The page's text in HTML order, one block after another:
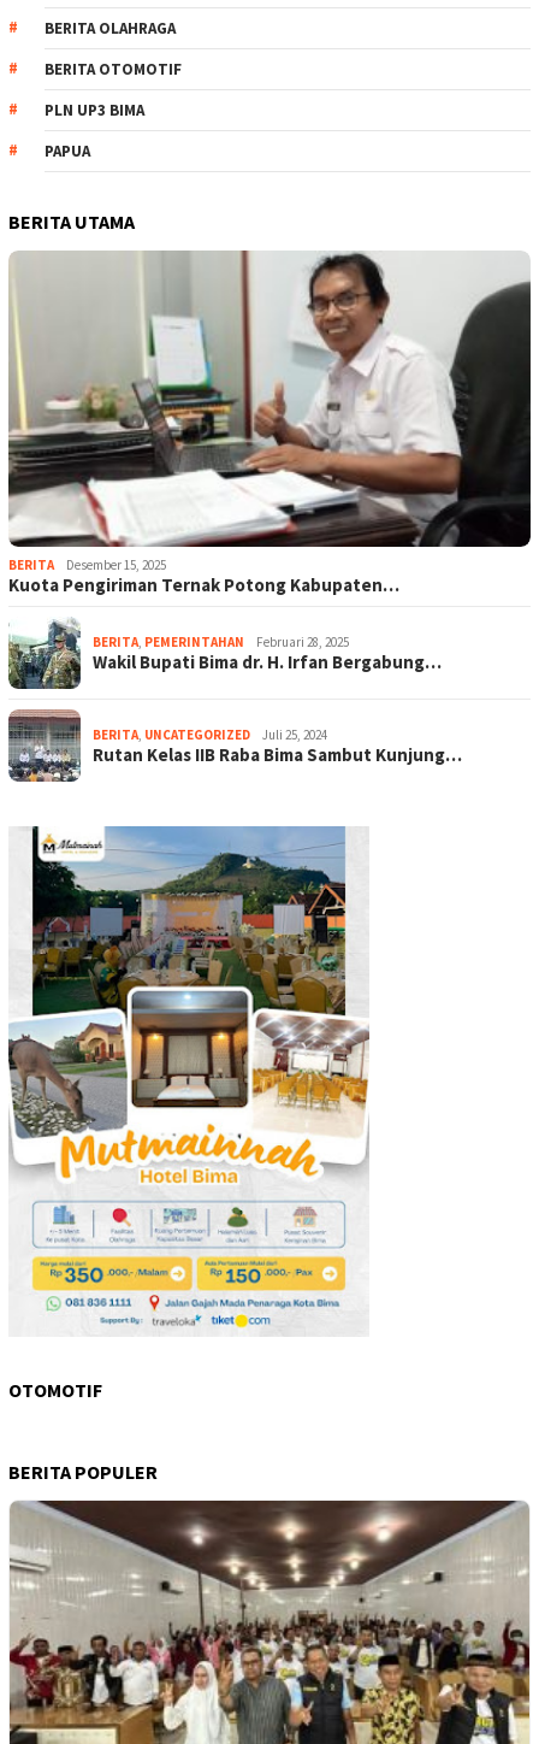
BERITA OLAHRAGA
BERITA OTOMOTIF
PLN UP3 BIMA
PAPUA
BERITA UTAMA
BERITA Desember 15, 2025
Kuota Pengiriman Ternak Potong Kabupaten…
BERITA PEMERINTAHAN Februari 28, 2025
Wakil Bupati Bima dr. H. Irfan Bergabung…
BERITA UNCATEGORIZED Juli 25, 2024
Rutan Kelas IIB Raba Bima Sambut Kunjung…
OTOMOTIF
BERITA POPULER